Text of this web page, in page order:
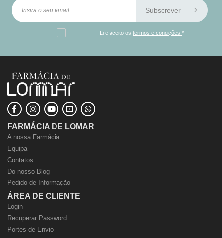
Subscrever
Li e aceito ostermos e condições*
FARMÁCIA DE LOMAR
A nossa Farmácia
Equipa
Contatos
Do nosso Blog
Pedido de Informação
ÁREA DE CLIENTE
Login
Recuperar Password
Portes de Envio